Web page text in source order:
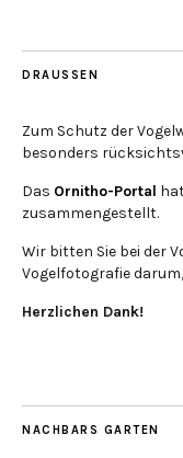
DRAUSSEN
Zum Schutz der
besonders
Das Ornitho-Portal
zusammengestellt.
Wir bitten Sie bei der
Vogelfotografie
Herzlichen Dank!
NACHBARS GARTEN